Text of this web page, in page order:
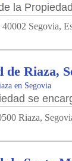
la
Segovia,
Riaza,
en Segovia
se
Riaza,